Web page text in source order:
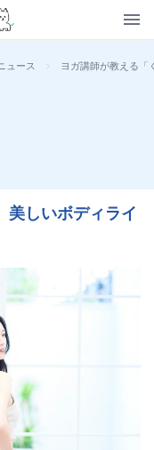
ュース > ヨガ講師が教える「
美しいボディライ